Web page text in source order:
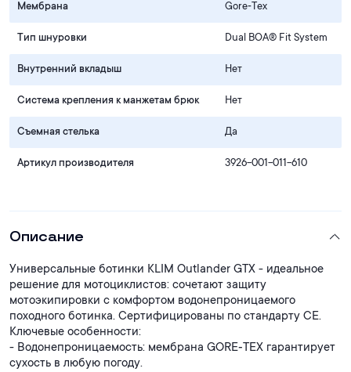
Мембрана Gore‑Tex
Тип шнуровки Dual BOA® Fit System
Внутренний вкладыш Нет
Система крепления к манжетам брюк Нет
Съемная стелька Да
Артикул производителя 3926-001-011-610
Описание
Универсальные ботинки KLIM Outlander GTX - идеальное
решение для мотоциклистов: сочетают защиту
мотоэкипировки с комфортом водонепроницаемого
походного ботинка. Сертифицированы по стандарту CE.
Ключевые особенности:
- Водонепроницаемость: мембрана GORE‑TEX гарантирует
сухость в любую погоду.